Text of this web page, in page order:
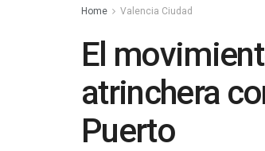
Home Valencia Ciudad
El
atrinchera
Puerto